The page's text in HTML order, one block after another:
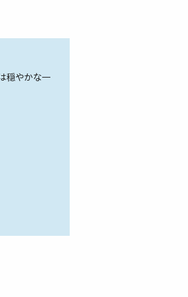
穏やかな一